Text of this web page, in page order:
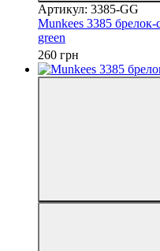
Артикул: 3385-GG
Munkees 3385 брелок-
green
260 грн